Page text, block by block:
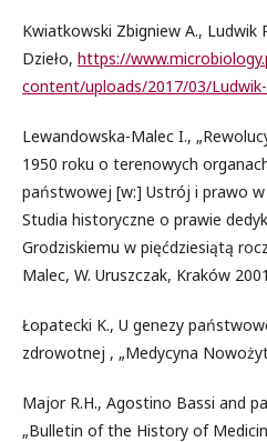
Kwiatkowski Zbigniew A., Ludwik
Dzieło, https://
content/uploads/2017/03/
Lewandowska-Malec I.,
1950 roku o terenowych
państwowej [w:] Ustrój i prawo w
Studia historyczne o prawie
Grodziskiemu w pięćdziesiątą
Malec, W. Uruszczak, Kraków
Łopatecki K., U genezy
zdrowotnej , „Medycyna
Major R.H., Agostino Bassi and
„Bulletin of the History of